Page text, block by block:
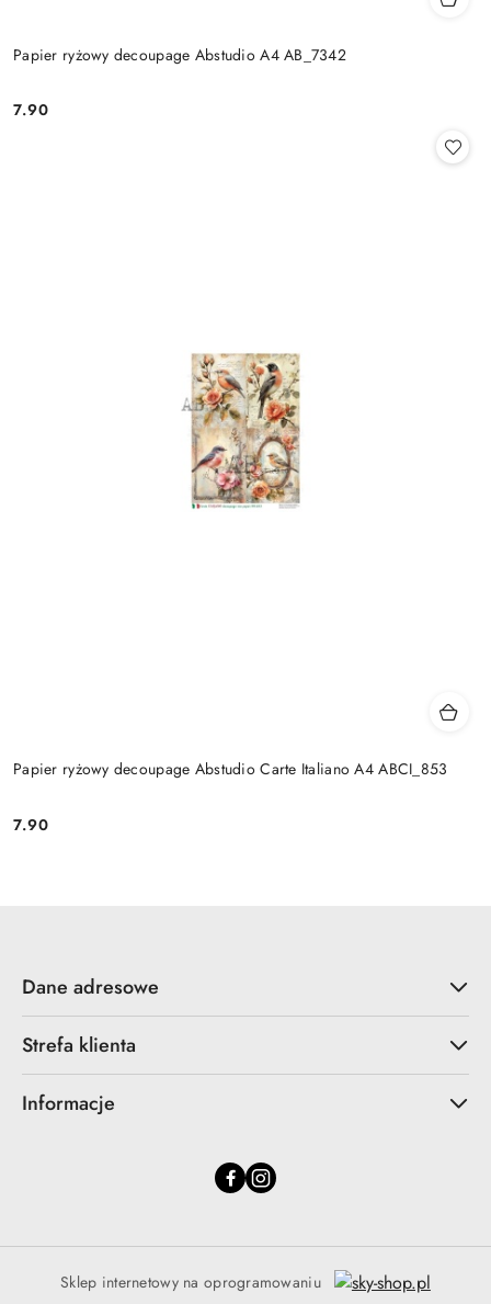
Papier ryżowy decoupage Abstudio A4 AB_7342
Cena:
7.90
Papier ryżowy decoupage Abstudio Carte Italiano A4 ABCI_853
Cena:
7.90
Dane adresowe
Strefa klienta
Informacje
Sklep internetowy na oprogramowaniu